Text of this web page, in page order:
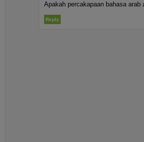
Apakah percakapaan bahasa arab
Reply